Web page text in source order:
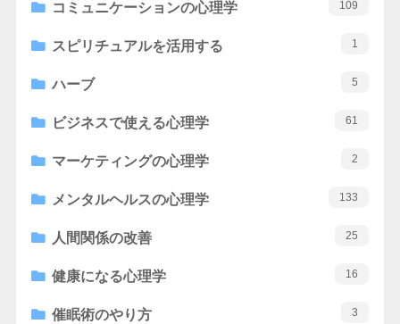
コミュニケーションの心理学 109
スピリチュアルを活用する 1
ハーブ 5
ビジネスで使える心理学 61
マーケティングの心理学 2
メンタルヘルスの心理学 133
人間関係の改善 25
健康になる心理学 16
催眠術のやり方 3